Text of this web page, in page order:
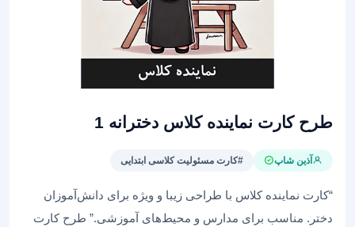
طرح کارت نماینده کلاس دخترانه 1
آذین شاپ #کارت مسئولیت کلاسی ابتدایی
“کارت نماینده کلاس با طراحی زیبا و ویژه برای دانش‌آموزان
دختر. مناسب برای مدارس و محیط‌های آموزشی.” طرح کارت